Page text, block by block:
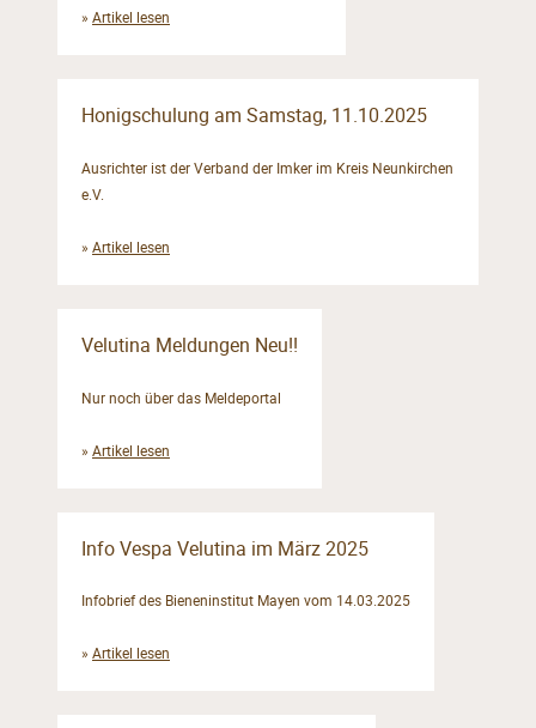
» Artikel lesen
Honigschulung am Samstag, 11.10.2025
Ausrichter ist der Verband der Imker im Kreis Neunkirchen
e.V.
» Artikel lesen
Velutina Meldungen Neu!!
Nur noch über das Meldeportal
» Artikel lesen
Info Vespa Velutina im März 2025
Infobrief des Bieneninstitut Mayen vom 14.03.2025
» Artikel lesen